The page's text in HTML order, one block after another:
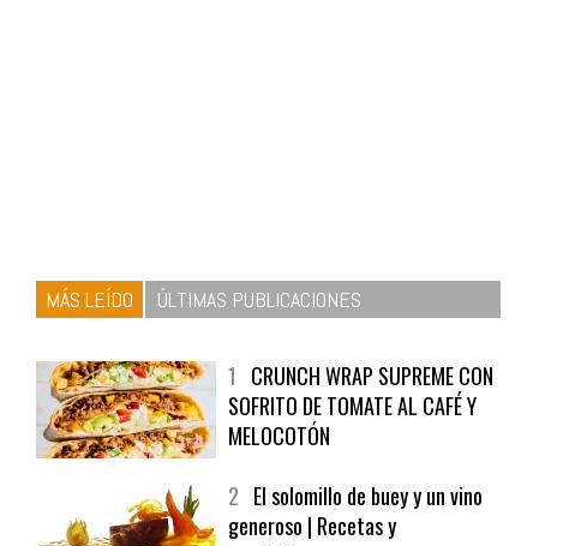
MÁS LEÍDO ÚLTIMAS PUBLICACIONES
SOFRITO DE TOMATE AL CAFÉ Y
MELOCOTÓN